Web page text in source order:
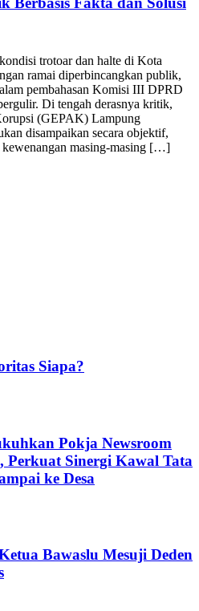
trotoar dan halte di Kota
ramai diperbincangkan publik,
pembahasan Komisi III DPRD
Di tengah derasnya kritik,
(GEPAK) Lampung
disampaikan secara objektif,
kewenangan masing-masing […]
Siapa?
Pokja Newsroom
Perkuat Sinergi Kawal Tata
ke Desa
Bawaslu Mesuji Deden